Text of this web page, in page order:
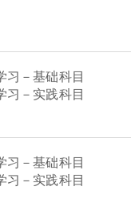
习－基础科目
习－实践科目
习－基础科目
习－实践科目